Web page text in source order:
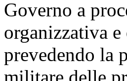
Governo a
organizzativa
prevedendo la
militare delle